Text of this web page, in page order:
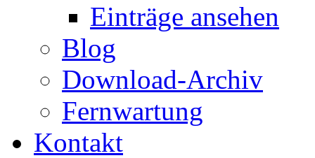
Einträge ansehen
Blog
Download-Archiv
Fernwartung
Kontakt